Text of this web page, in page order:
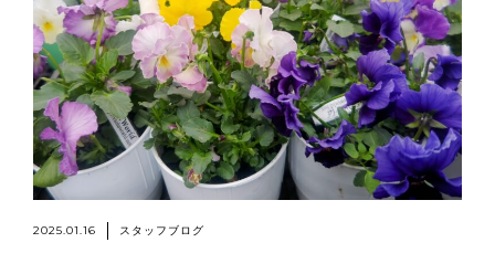
2025.01.16 スタッフブログ